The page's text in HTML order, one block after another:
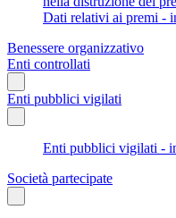
Dati relativi ai premi -
Benessere organizzativo
Enti controllati
Enti pubblici vigilati
Enti pubblici vigilati -
Società partecipate